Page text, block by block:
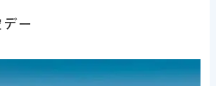
ー